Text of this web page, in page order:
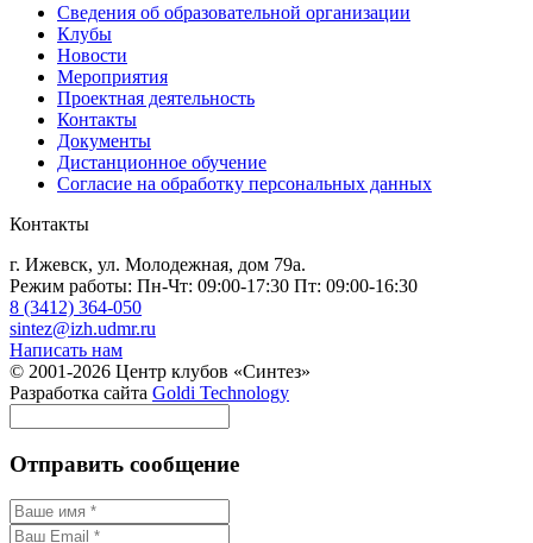
Сведения об образовательной организации
Клубы
Новости
Мероприятия
Проектная деятельность
Контакты
Документы
Дистанционное обучение
Согласие на обработку персональных данных
Контакты
г. Ижевск, ул. Молодежная, дом 79а.
Режим работы: Пн-Чт: 09:00-17:30 Пт: 09:00-16:30
8 (3412) 364-050
sintez@izh.udmr.ru
Написать нам
© 2001-2026 Центр клубов «Синтез»
Разработка сайта Goldi Technology
Отправить сообщение